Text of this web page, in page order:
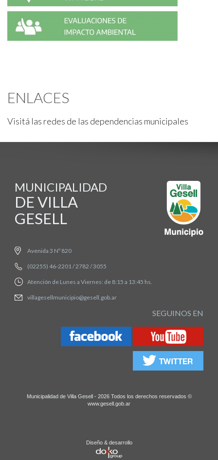
ENLACES
Visitá las redes de las dependencias municipales
MUNICIPALIDAD
DE VILLA
GESELL
Avenida 3 Nº 820
(02255) 46-2201 / 2782 / 3055
Atención de Lunes a Viernes: de 8:15 a 13:45 hs.
villagesellmunicipio@gesell.gob.ar
SEGUINOS EN
Municipalidad de Villa Gesell - 2026 Todos los derechos reservados ©
www.gesell.gob.ar
Diseño & desarrollo